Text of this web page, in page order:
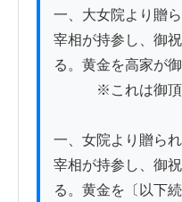
一、大女院より贈
宰相が持参し、御
る。黄金を高家が
※これは御頂戴
一、女院より贈ら
宰相が持参し、御
る。黄金を〔以下続